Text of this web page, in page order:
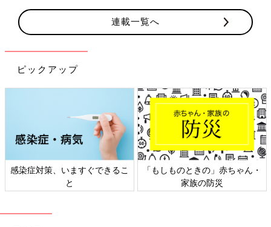
連載一覧へ
ピックアップ
感染症対策、いますぐできるこ
と
「もしものときの」赤ちゃん・
家族の防災